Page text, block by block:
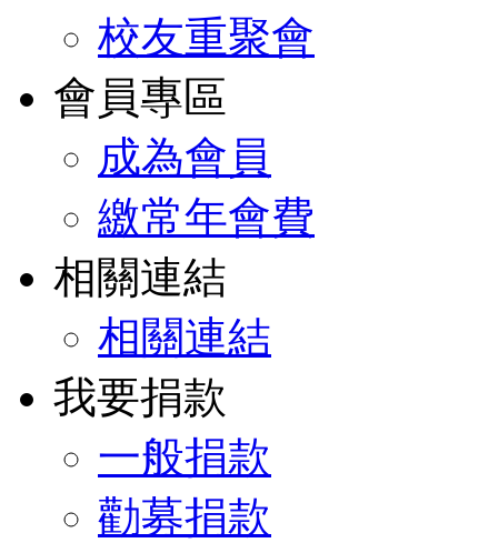
校友重聚會
會員專區
成為會員
繳常年會費
相關連結
相關連結
我要捐款
一般捐款
勸募捐款